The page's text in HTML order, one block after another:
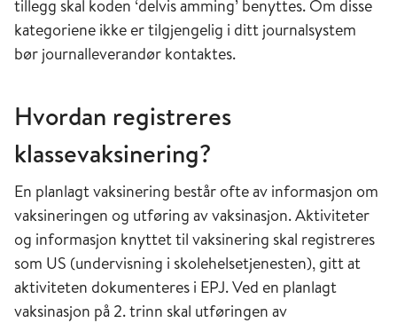
tillegg skal koden ‘delvis amming’ benyttes. Om disse
kategoriene ikke er tilgjengelig i ditt journalsystem
bør journalleverandør kontaktes.
Hvordan registreres
klassevaksinering?
En planlagt vaksinering består ofte av informasjon om
vaksineringen og utføring av vaksinasjon. Aktiviteter
og informasjon knyttet til vaksinering skal registreres
som US (undervisning i skolehelsetjenesten), gitt at
aktiviteten dokumenteres i EPJ. Ved en planlagt
vaksinasjon på 2. trinn skal utføringen av